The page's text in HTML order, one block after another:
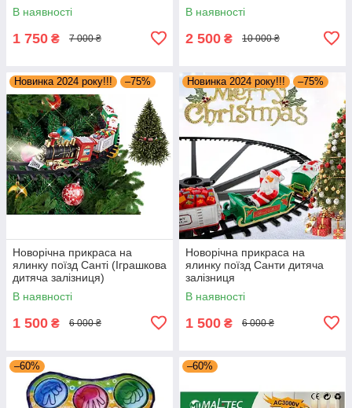
В наявності
1 750 ₴ 7 000 ₴
В наявності
2 500 ₴ 10 000 ₴
Новинка 2024 року!!! –75%
Новорічна прикраса на
ялинку поїзд Санті (Іграшкова
дитяча залізниця)
В наявності
1 500 ₴ 6 000 ₴
Новинка 2024 року!!! –75%
Новорічна прикраса на
ялинку поїзд Санти дитяча
залізниця
В наявності
1 500 ₴ 6 000 ₴
–60% –60%